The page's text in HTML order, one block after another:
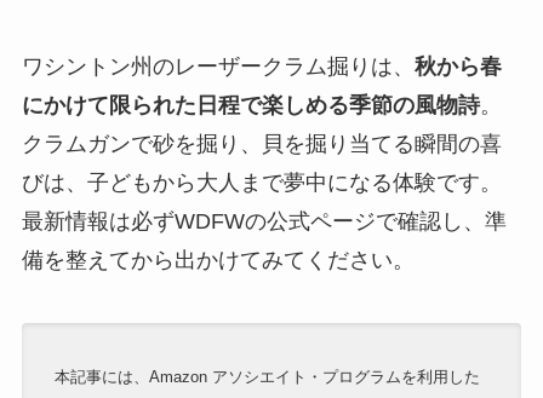
ワシントン州のレーザークラム掘りは、 秋から春
にかけて限られた日程で楽しめる季節の風物詩。
クラムガンで砂を掘り、貝を掘り当てる瞬間の喜
びは、子どもから大人まで夢中になる体験です。
最新情報は必ずWDFWの公式ページで確認し、準
備を整えてから出かけてみてください。
本記事には、Amazon アソシエイト・プログラムを利用した